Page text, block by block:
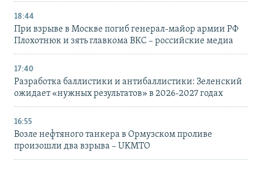
18:44
При взрыве в Москве погиб генерал-майор армии РФ
Плохотнюк и зять главкома ВКС – российские медиа
17:40
Разработка баллистики и антибаллистики: Зеленский
ожидает «нужных результатов» в 2026-2027 годах
16:55
Возле нефтяного танкера в Ормузском проливе
произошли два взрыва – UKMTO